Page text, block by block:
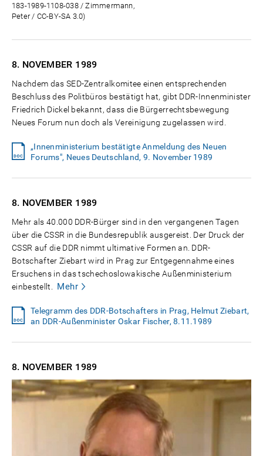
183-1989-1108-038 / Zimmermann,
Peter / CC-BY-SA 3.0)
8. NOVEMBER 1989
Nachdem das SED-Zentralkomitee einen entsprechenden
Beschluss des Politbüros bestätigt hat, gibt DDR-Innenminister
Friedrich Dickel bekannt, dass die Bürgerrechtsbewegung
Neues Forum nun doch als Vereinigung zugelassen wird.
„Innenministerium bestätigte Anmeldung des Neuen
Forums", Neues Deutschland, 9. November 1989
8. NOVEMBER 1989
Mehr als 40.000 DDR-Bürger sind in den vergangenen Tagen
über die CSSR in die Bundesrepublik ausgereist. Der Druck der
CSSR auf die DDR nimmt ultimative Formen an. DDR-
Botschafter Ziebart wird in Prag zur Entgegennahme eines
Ersuchens in das tschechoslowakische Außenministerium
einbestellt.
Mehr
Telegramm des DDR-Botschafters in Prag, Helmut Ziebart,
an DDR-Außenminister Oskar Fischer, 8.11.1989
8. NOVEMBER 1989